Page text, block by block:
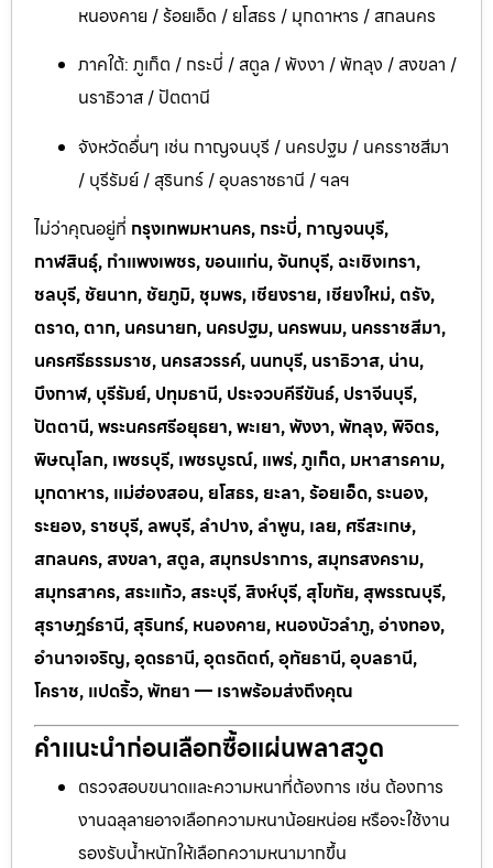
หนองคาย / ร้อยเอ็ด / ยโสธร / มุกดาหาร / สกลนคร
ภาคใต้: ภูเก็ต / กระบี่ / สตูล / พังงา / พัทลุง / สงขลา /
นราธิวาส / ปัตตานี
จังหวัดอื่นๆ เช่น กาญจนบุรี / นครปฐม / นครราชสีมา
/ บุรีรัมย์ / สุรินทร์ / อุบลราชธานี / ฯลฯ
ไม่ว่าคุณอยู่ที่ กรุงเทพมหานคร, กระบี่, กาญจนบุรี,
กาฬสินธุ์, กำแพงเพชร, ขอนแก่น, จันทบุรี, ฉะเชิงเทรา,
ชลบุรี, ชัยนาท, ชัยภูมิ, ชุมพร, เชียงราย, เชียงใหม่, ตรัง,
ตราด, ตาก, นครนายก, นครปฐม, นครพนม, นครราชสีมา,
นครศรีธรรมราช, นครสวรรค์, นนทบุรี, นราธิวาส, น่าน,
บึงกาฬ, บุรีรัมย์, ปทุมธานี, ประจวบคีรีขันธ์, ปราจีนบุรี,
ปัตตานี, พระนครศรีอยุธยา, พะเยา, พังงา, พัทลุง, พิจิตร,
พิษณุโลก, เพชรบุรี, เพชรบูรณ์, แพร่, ภูเก็ต, มหาสารคาม,
มุกดาหาร, แม่ฮ่องสอน, ยโสธร, ยะลา, ร้อยเอ็ด, ระนอง,
ระยอง, ราชบุรี, ลพบุรี, ลำปาง, ลำพูน, เลย, ศรีสะเกษ,
สกลนคร, สงขลา, สตูล, สมุทรปราการ, สมุทรสงคราม,
สมุทรสาคร, สระแก้ว, สระบุรี, สิงห์บุรี, สุโขทัย, สุพรรณบุรี,
สุราษฎร์ธานี, สุรินทร์, หนองคาย, หนองบัวลำภู, อ่างทอง,
อำนาจเจริญ, อุดรธานี, อุตรดิตถ์, อุทัยธานี, อุบลธานี,
โคราช, แปดริ้ว, พัทยา — เราพร้อมส่งถึงคุณ
คำแนะนำก่อนเลือกซื้อแผ่นพลาสวูด
ตรวจสอบขนาดและความหนาที่ต้องการ เช่น ต้องการ
งานฉลุลายอาจเลือกความหนาน้อยหน่อย หรือจะใช้งาน
รองรับน้ำหนักให้เลือกความหนามากขึ้น